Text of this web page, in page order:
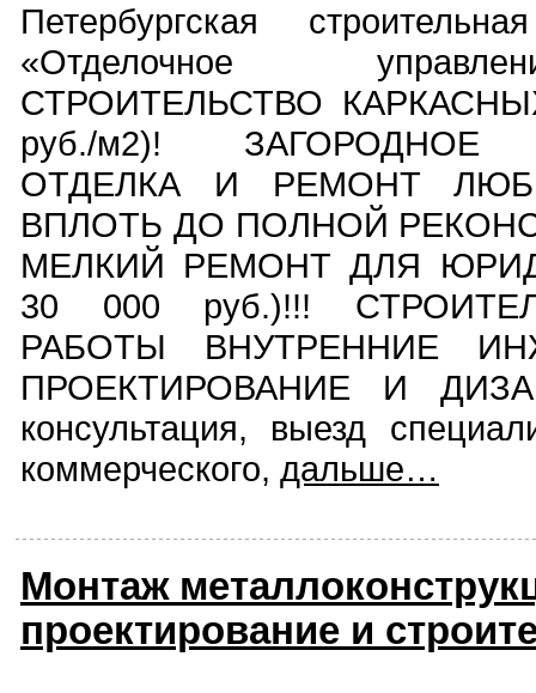
Петербургская
«Отделочное
СТРОИТЕЛЬСТВО
руб./м2)! ЗАГОРОДНОЕ
ОТДЕЛКА И РЕМОНТ
ВПЛОТЬ ДО ПОЛНОЙ
МЕЛКИЙ РЕМОНТ ДЛЯ
30 000 руб.)!!!
РАБОТЫ ВНУТРЕННИЕ
ПРОЕКТИРОВАНИЕ И
консультация, выезд
коммерческого, дальше…
Монтаж
проектирование и